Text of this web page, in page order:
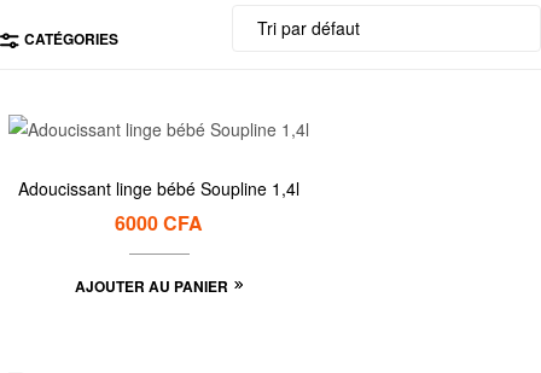
CATÉGORIES
Adoucissant linge bébé Soupline 1,4l
6000CFA
AJOUTER AU PANIER